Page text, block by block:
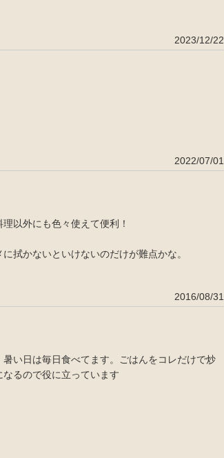
2023/12/22
2022/07/01
以外にも色々使えて便利！
拭かないといけないのだけが難点かな。
2016/08/31
い日は毎日食べてます。ごはんをコレだけで炒
るので役に立っています